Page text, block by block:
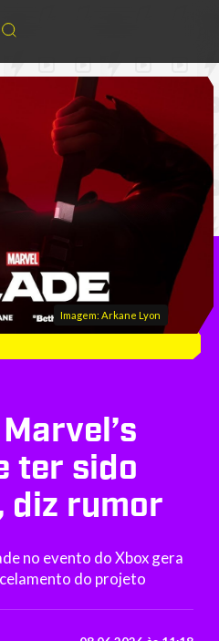
Imagem: Arkane Lyon
ter sido
diz rumor
no evento do Xbox gera
do projeto